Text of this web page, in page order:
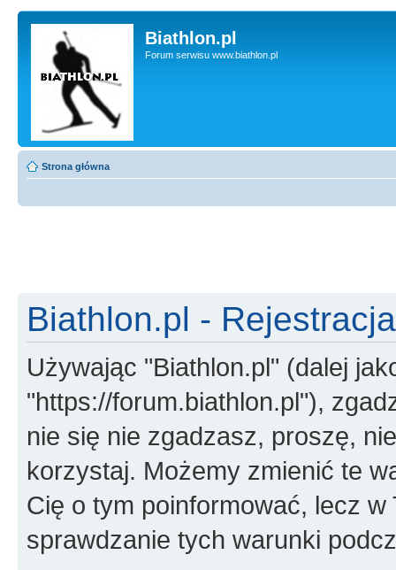
Biathlon.pl
Forum serwisu www.biathlon.pl
Strona główna
Biathlon.pl - Rejestracja
Używając "Biathlon.pl" (dalej
"https://forum.biathlon.pl"),
nie się nie zgadzasz, proszę,
korzystaj. Możemy zmienić te
Cię o tym poinformować, lecz
sprawdzanie tych warunki